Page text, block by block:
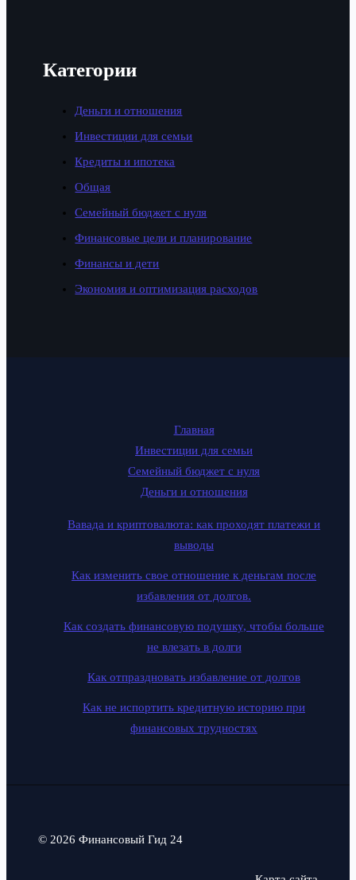
Категории
Деньги и отношения
Инвестиции для семьи
Кредиты и ипотека
Общая
Семейный бюджет с нуля
Финансовые цели и планирование
Финансы и дети
Экономия и оптимизация расходов
Главная
Инвестиции для семьи
Семейный бюджет с нуля
Деньги и отношения
Вавада и криптовалюта: как проходят платежи и
выводы
Как изменить свое отношение к деньгам после
избавления от долгов.
Как создать финансовую подушку, чтобы больше
не влезать в долги
Как отпраздновать избавление от долгов
Как не испортить кредитную историю при
финансовых трудностях
© 2026 Финансовый Гид 24